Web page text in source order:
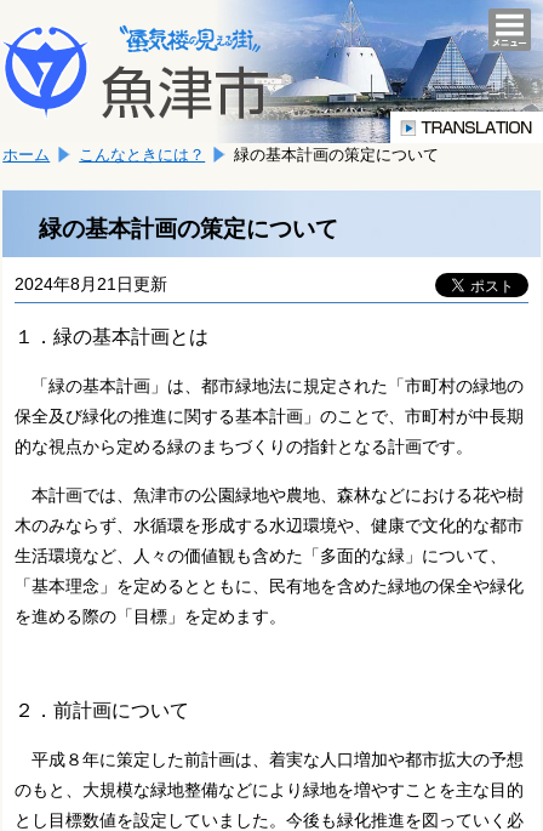
文
へ
移
ま
す。
こ
か
文
ホーム こんなときには？ 緑の基本計画の策定について
緑の基本計画の策定について
2024年8月21日更新
１．緑の基本計画とは
「緑の基本計画」は、都市緑地法に規定された「市町村の緑地の
保全及び緑化の推進に関する基本計画」のことで、市町村が中長期
的な視点から定める緑のまちづくりの指針となる計画です。
本計画では、魚津市の公園緑地や農地、森林などにおける花や樹
木のみならず、水循環を形成する水辺環境や、健康で文化的な都市
生活環境など、人々の価値観も含めた「多面的な緑」について、
「基本理念」を定めるとともに、民有地を含めた緑地の保全や緑化
を進める際の「目標」を定めます。
２．前計画について
平成８年に策定した前計画は、着実な人口増加や都市拡大の予想
のもと、大規模な緑地整備などにより緑地を増やすことを主な目的
とし目標数値を設定していました。今後も緑化推進を図っていく必